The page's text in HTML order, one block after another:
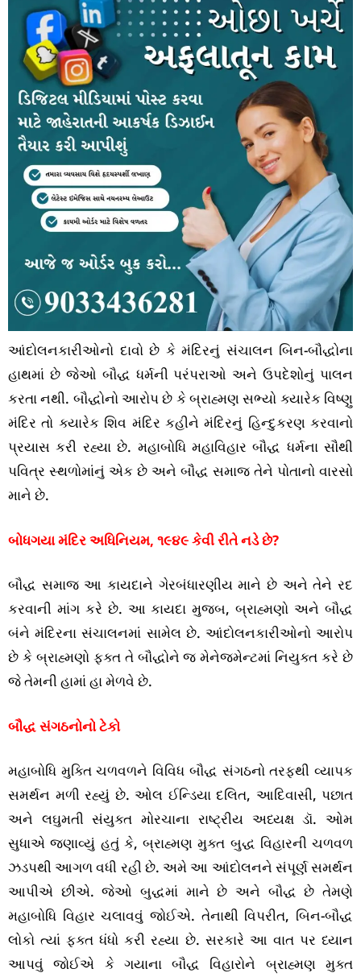
આંદોલનકારીઓનો દાવો છે કે મંદિરનું સંચાલન બિન-બૌદ્ધોના
હાથમાં છે જેઓ બૌદ્ધ ધર્મની પરંપરાઓ અને ઉપદેશોનું પાલન
કરતા નથી. બૌદ્ધોનો આરોપ છે કે બ્રાહ્મણ સભ્યો ક્યારેક વિષ્ણુ
મંદિર તો ક્યારેક શિવ મંદિર કહીને મંદિરનું હિન્દુકરણ કરવાનો
પ્રયાસ કરી રહ્યા છે. મહાબોધિ મહાવિહાર બૌદ્ધ ધર્મના સૌથી
પવિત્ર સ્થળોમાંનું એક છે અને બૌદ્ધ સમાજ તેને પોતાનો વારસો
માને છે.
બોધગયા મંદિર અધિનિયમ, ૧૯૪૯ કેવી રીતે નડે છે?
બૌદ્ધ સમાજ આ કાયદાને ગેરબંધારણીય માને છે અને તેને રદ
કરવાની માંગ કરે છે. આ કાયદા મુજબ, બ્રાહ્મણો અને બૌદ્ધ
બંને મંદિરના સંચાલનમાં સામેલ છે. આંદોલનકારીઓનો આરોપ
છે કે બ્રાહ્મણો ફક્ત તે બૌદ્ધોને જ મેનેજમેન્ટમાં નિયુક્ત કરે છે
જે તેમની હામાં હા મેળવે છે.
બૌદ્ધ સંગઠનોનો ટેકો
મહાબોધિ મુક્તિ ચળવળને વિવિધ બૌદ્ધ સંગઠનો તરફથી વ્યાપક
સમર્થન મળી રહ્યું છે. ઓલ ઈન્ડિયા દલિત, આદિવાસી, પછાત
અને લઘુમતી સંયુક્ત મોરચાના રાષ્ટ્રીય અધ્યક્ષ ડૉ. ઓમ
સુધાએ જણાવ્યું હતું કે, બ્રાહ્મણ મુક્ત બુદ્ધ વિહારની ચળવળ
ઝડપથી આગળ વધી રહી છે. અમે આ આંદોલનને સંપૂર્ણ સમર્થન
આપીએ છીએ. જેઓ બુદ્ધમાં માને છે અને બૌદ્ધ છે તેમણે
મહાબોધિ વિહાર ચલાવવું જોઈએ. તેનાથી વિપરીત, બિન-બૌદ્ધ
લોકો ત્યાં ફક્ત ધંધો કરી રહ્યા છે. સરકારે આ વાત પર ધ્યાન
આપવું જોઈએ કે ગયાના બૌદ્ધ વિહારોને બ્રાહ્મણ મુક્ત